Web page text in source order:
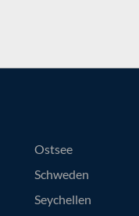
Ostsee
Schweden
Seychellen